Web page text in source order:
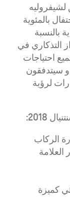
بالمئوية
بالنسبة
التذكاري في
احتياجات
سيتدفقون
لرؤية
2018:
العلامة
كميزة